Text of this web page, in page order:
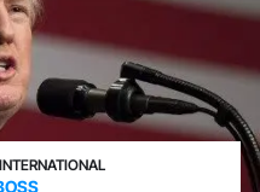
INTERNATIONAL